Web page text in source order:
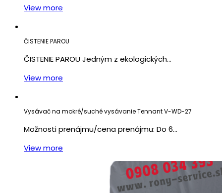
View more
ČISTENIE PAROU
ČISTENIE PAROU Jedným z ekologických…
View more
Vysávač na mokré/suché vysávanie Tennant V-WD-27
Možnosti prenájmu/cena prenájmu: Do 6…
View more